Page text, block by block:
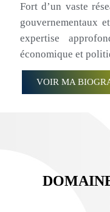
Fort d’un vaste
gouvernementaux
expertise
économique et
VOIR MA